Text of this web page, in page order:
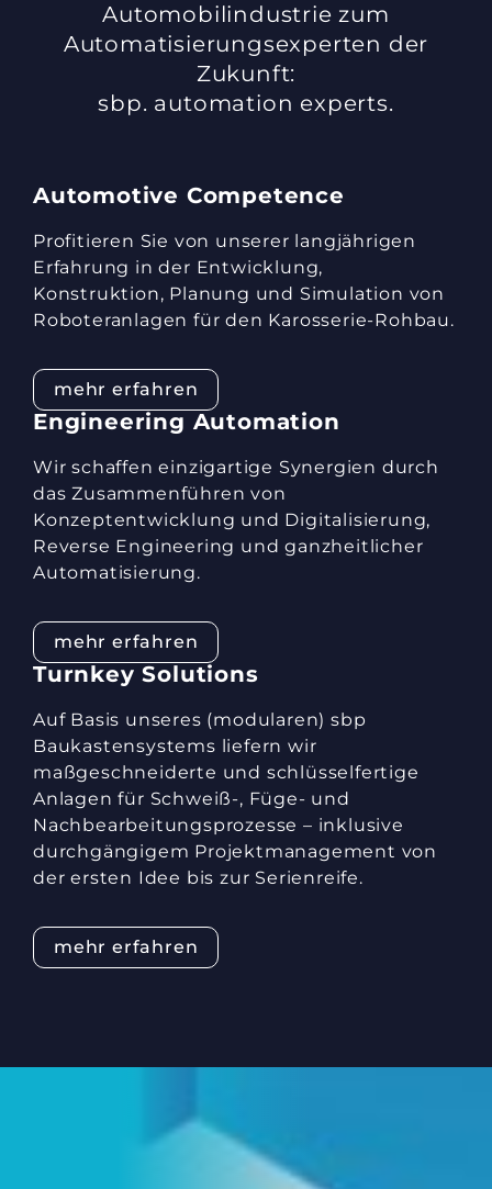
Automobilindustrie zum
Automatisierungsexperten der
Zukunft:
sbp. automation experts.
Automotive Competence
Profitieren Sie von unserer langjährigen
Erfahrung in der Entwicklung,
Konstruktion, Planung und Simulation von
Roboteranlagen für den Karosserie-Rohbau.
mehr erfahren
Engineering Automation
Wir schaffen einzigartige Synergien durch
das Zusammenführen von
Konzeptentwicklung und Digitalisierung,
Reverse Engineering und ganzheitlicher
Automatisierung.
mehr erfahren
Turnkey Solutions
Auf Basis unseres (modularen) sbp
Baukastensystems liefern wir
maßgeschneiderte und schlüsselfertige
Anlagen für Schweiß-, Füge- und
Nachbearbeitungsprozesse – inklusive
durchgängigem Projektmanagement von
der ersten Idee bis zur Serienreife.
mehr erfahren